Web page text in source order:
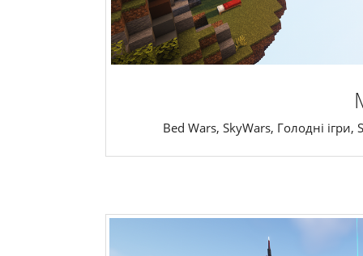
Bed Wars, SkyWars, Голодні